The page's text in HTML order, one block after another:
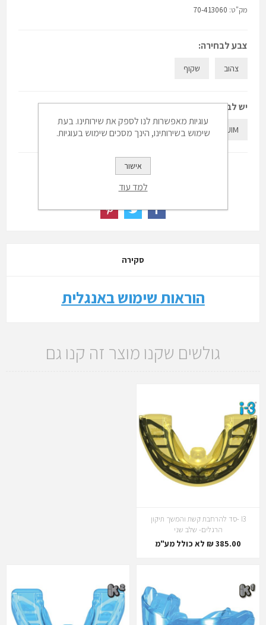
מק"ט: 70-413060
צבע לבחירה:
צהוב שקוף
יש לבחור:
MEDUIM
Small
large
סקירה
הוראות שימוש באנגלית
גולשים שקנו מוצר זה קנו גם
I3 -סד להרחבת קשת והמשך תיקון
הרגלים- שלב שני
385.00 ₪ לא כולל מע"מ
עוגיות מאפשרות לנו לספק את שירותינו. בעת
שימוש בשירותינו, הינך מסכים שימוש בעוגיות.
אישור
למד עוד